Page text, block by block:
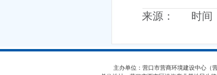
来源： 时间
主办单位：营口市营商环境建设中心（